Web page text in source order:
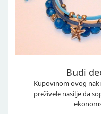
Budi
Kupovinom ovog
preživele nasilje da